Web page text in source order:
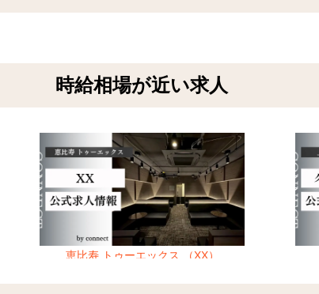
時給相場が近い求人
恵比寿 トゥーエックス （XX）